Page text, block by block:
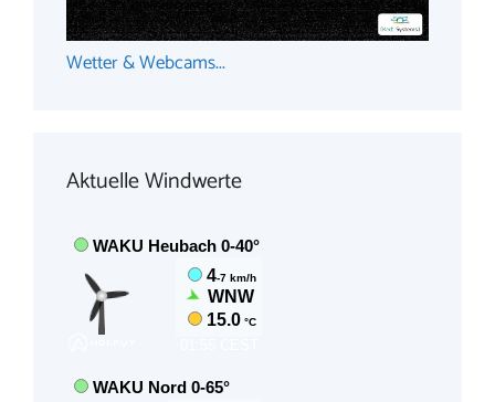
Wetter & Webcams...
Aktuelle Windwerte